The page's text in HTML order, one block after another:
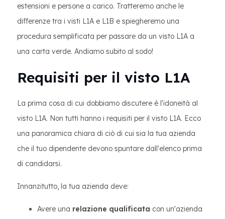
estensioni e persone a carico. Tratteremo anche le
differenze tra i visti L1A e L1B e spiegheremo una
procedura semplificata per passare da un visto L1A a
una carta verde. Andiamo subito al sodo!
Requisiti per il visto L1A
La prima cosa di cui dobbiamo discutere è l'idoneità al
visto L1A. Non tutti hanno i requisiti per il visto L1A. Ecco
una panoramica chiara di ciò di cui sia la tua azienda
che il tuo dipendente devono spuntare dall'elenco prima
di candidarsi.
Innanzitutto, la tua azienda deve:
Avere una relazione qualificata con un'azienda